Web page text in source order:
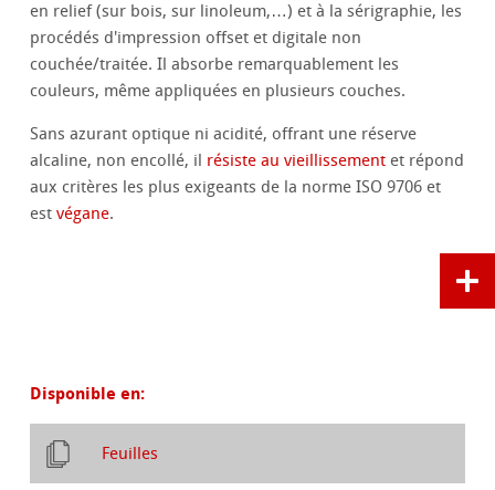
en relief (sur bois, sur linoleum,…) et à la sérigraphie, les
procédés d'impression offset et digitale non
couchée/traitée. Il absorbe remarquablement les
couleurs, même appliquées en plusieurs couches.
Sans azurant optique ni acidité, offrant une réserve
alcaline, non encollé, il résiste au vieillissement et répond
aux critères les plus exigeants de la norme ISO 9706 et
estvégane.
Disponible en:
Feuilles